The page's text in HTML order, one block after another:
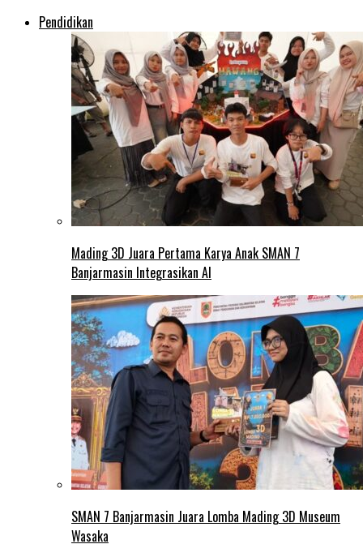
Pendidikan
Mading 3D Juara Pertama Karya Anak SMAN 7
Banjarmasin Integrasikan AI
SMAN 7 Banjarmasin Juara Lomba Mading 3D Museum
Wasaka